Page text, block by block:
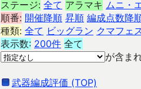
ステージ: 全て アラマキ ムニ・
順番: 開催降順 昇順 編成点数降
種類: 全て ビッグラン クマフェ
表示数: 200件 全て
が含ま
武器編成評価 (TOP)